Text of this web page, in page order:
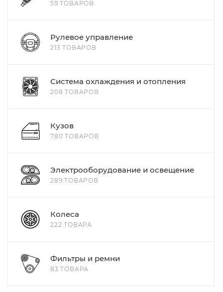
59 ТОВАРОВ
Рулевое управление
213 ТОВАРОВ
Система охлаждения и отопления
208 ТОВАРОВ
Кузов
780 ТОВАРОВ
Электрооборудование и освещение
289 ТОВАРОВ
Колеса
222 ТОВАРА
Фильтры и ремни
83 ТОВАРА